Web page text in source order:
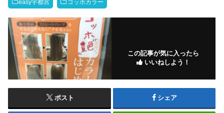
easy宇都宮 ゴッホカラー
この記事が気に入ったら
いいねしよう！
ポスト シェア